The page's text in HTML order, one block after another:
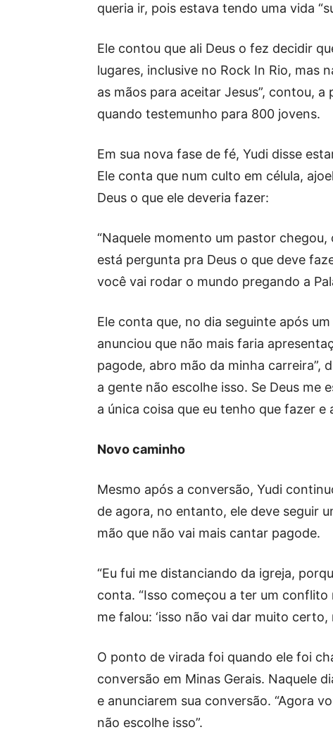
queria ir, pois estava tendo uma vida
Ele contou que ali Deus o fez decidir
lugares, inclusive no Rock In Rio, mas
as mãos para aceitar Jesus”, contou,
quando testemunho para 800 jovens.
Em sua nova fase de fé, Yudi disse
Ele conta que num culto em célula,
Deus o que ele deveria fazer:
“Naquele momento um pastor chegou,
está pergunta pra Deus o que deve
você vai rodar o mundo pregando a
Ele conta que, no dia seguinte após
anunciou que não mais faria
pagode, abro mão da minha carreira”,
a gente não escolhe isso. Se Deus me
a única coisa que eu tenho que fazer e
Novo caminho
Mesmo após a conversão, Yudi
de agora, no entanto, ele deve seguir
mão que não vai mais cantar pagode.
“Eu fui me distanciando da igreja,
conta. “Isso começou a ter um
me falou: ‘isso não vai dar muito certo,
O ponto de virada foi quando ele foi
conversão em Minas Gerais. Naquele
e anunciarem sua conversão. “Agora
não escolhe isso”.